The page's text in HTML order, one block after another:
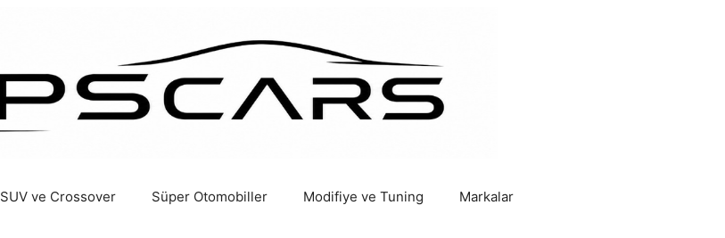
SUV ve Crossover Süper Otomobiller Modifiye ve Tuning Markalar